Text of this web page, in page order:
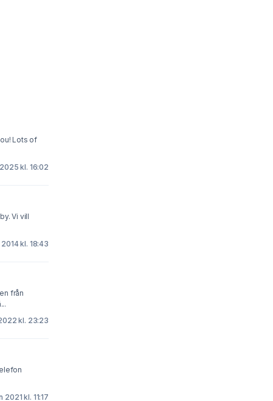
Lots of
kl. 16:02
Vi vill
2014 kl. 18:43
från
kl. 23:23
2021 kl. 11:17